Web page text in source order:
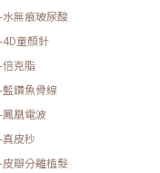
-水無痕玻尿酸
-4D童顏針
-倍克脂
-藍鑽魚骨線
-鳳凰電波
-真皮秒
-皮瓣分離植髮